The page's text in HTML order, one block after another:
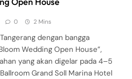
0 2 Mins
dengan bangga
Wedding Open House”,
yang akan digelar pada 4–5
Grand Soll Marina Hotel